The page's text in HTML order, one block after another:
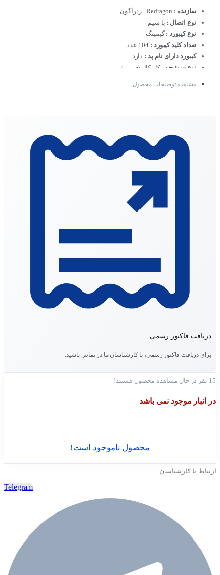
سازنده :
نوع اتصال : با سیم
نوع کیبورد : گیمینگ
تعداد کلید کیبورد :
کیبورد دارای نام پد : دارد
نوع سوئیچ : مکانیکال (‌قرمز )
مشاهده توضیحات محصول
دریافت فاکتور رسمی
برای دریافت فاکتور رسمی، با کارشناسان ما در تماس باشید.
15 نفر در حال مشاهده محصول هستند!
در انبار موجود نمی باشد
محصول ناموجود است!
ارتباط با کارشناسان:
Telegram